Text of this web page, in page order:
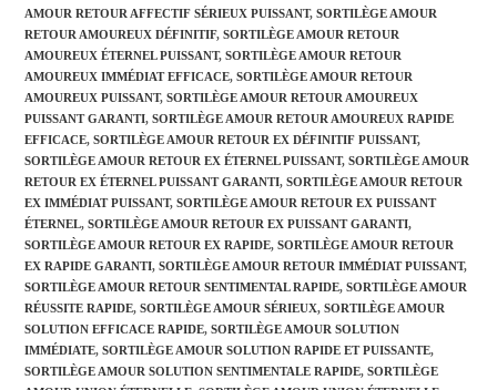
AMOUR RETOUR AFFECTIF SÉRIEUX PUISSANT, SORTILÈGE AMOUR
RETOUR AMOUREUX DÉFINITIF, SORTILÈGE AMOUR RETOUR
AMOUREUX ÉTERNEL PUISSANT, SORTILÈGE AMOUR RETOUR
AMOUREUX IMMÉDIAT EFFICACE, SORTILÈGE AMOUR RETOUR
AMOUREUX PUISSANT, SORTILÈGE AMOUR RETOUR AMOUREUX
PUISSANT GARANTI, SORTILÈGE AMOUR RETOUR AMOUREUX RAPIDE
EFFICACE, SORTILÈGE AMOUR RETOUR EX DÉFINITIF PUISSANT,
SORTILÈGE AMOUR RETOUR EX ÉTERNEL PUISSANT, SORTILÈGE AMOUR
RETOUR EX ÉTERNEL PUISSANT GARANTI, SORTILÈGE AMOUR RETOUR
EX IMMÉDIAT PUISSANT, SORTILÈGE AMOUR RETOUR EX PUISSANT
ÉTERNEL, SORTILÈGE AMOUR RETOUR EX PUISSANT GARANTI,
SORTILÈGE AMOUR RETOUR EX RAPIDE, SORTILÈGE AMOUR RETOUR
EX RAPIDE GARANTI, SORTILÈGE AMOUR RETOUR IMMÉDIAT PUISSANT,
SORTILÈGE AMOUR RETOUR SENTIMENTAL RAPIDE, SORTILÈGE AMOUR
RÉUSSITE RAPIDE, SORTILÈGE AMOUR SÉRIEUX, SORTILÈGE AMOUR
SOLUTION EFFICACE RAPIDE, SORTILÈGE AMOUR SOLUTION
IMMÉDIATE, SORTILÈGE AMOUR SOLUTION RAPIDE ET PUISSANTE,
SORTILÈGE AMOUR SOLUTION SENTIMENTALE RAPIDE, SORTILÈGE